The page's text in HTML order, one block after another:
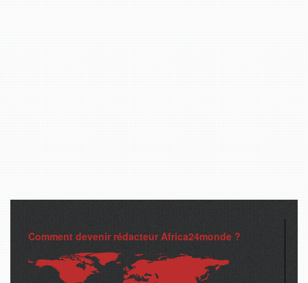
Comment devenir rédacteur Africa24monde ?